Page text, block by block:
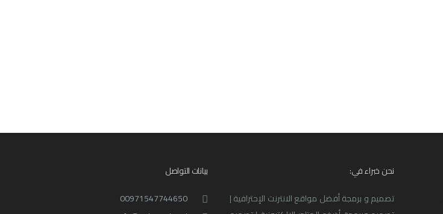
نحن خبراء في:
تصميم و برمجة أفضل مواقع الانترنت الإحترافية |
بيانات التواصل
00971547744650